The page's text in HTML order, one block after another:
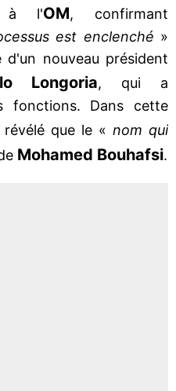
à l'OM, confirmant
est enclenché »
nouveau président
Longoria, qui a
fonctions. Dans cette
révélé que le « nom qui
Mohamed Bouhafsi.